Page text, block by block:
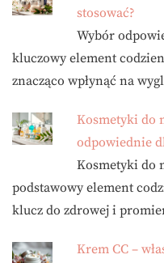
stosować?
Wybór
kluczowy element
znacząco wpłynąć na
Kosmetyki do
odpowiednie
Kosmetyki do
podstawowy element
klucz do zdrowej i
Krem CC –